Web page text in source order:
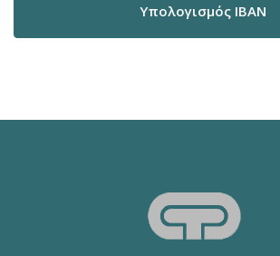
Υπολογισμός IBAN